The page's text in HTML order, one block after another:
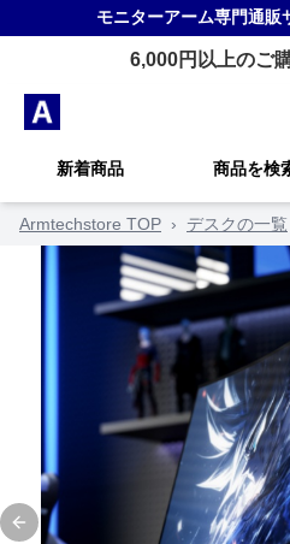
モニターアーム専門通販
6,000円以上のご
新着商品 商品を検
Armtechstore TOP › デスクの一覧
Previous slide